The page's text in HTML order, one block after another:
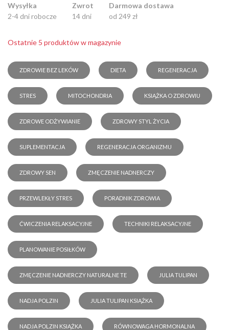
Wysyłka
2-4 dni robocze
Zwrot
14 dni
Darmowa dostawa
od 249 zł
Ostatnie 5 produktów w magazynie
ZDROWIE BEZ LEKÓW DIETA REGENERACJA
STRES MITOCHONDRIA KSIĄŻKA O ZDROWIU
ZDROWE ODŻYWIANIE ZDROWY STYL ŻYCIA
SUPLEMENTACJA REGENERACJA ORGANIZMU
ZDROWY SEN ZMĘCZENIE NADNERCZY
PRZEWLEKŁY STRES PORADNIK ZDROWIA
ĆWICZENIA RELAKSACYJNE TECHNIKI RELAKSACYJNE
PLANOWANIE POSIŁKÓW
ZMĘCZENIE NADNERCZY NATURALNE TE JULIA TULIPAN
NADJA POLZIN JULIA TULIPAN KSIĄŻKA
NADJA POLZIN KSIĄŻKA RÓWNOWAGA HORMONALNA